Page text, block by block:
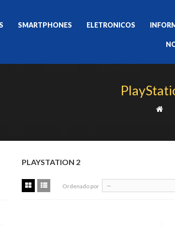
SMARTPHONES ELETRONICOS
PLAYSTATION 2
Ordenado por --